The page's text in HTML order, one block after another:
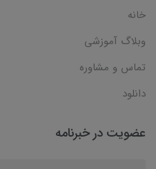
خانه
وبلاگ آموزشی
تماس و مشاوره
دانلود
عضویت در خبرنامه